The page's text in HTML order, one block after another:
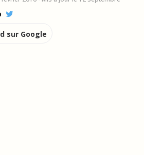
sur Google